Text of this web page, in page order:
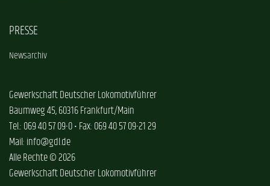
PRESSE
Newsarchiv
Gewerkschaft Deutscher Lokomotivführer
Baumweg 45, 60316 Frankfurt/Main
Tel.: 069 40 57 09-0 • Fax: 069 40 57 09-21 29
Mail: info@gdl.de
Alle Rechte © 2026
Gewerkschaft Deutscher Lokomotivführer